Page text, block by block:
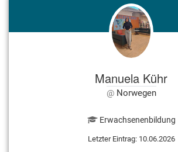
Manuela Kühr
Norwegen
Erwachsenenbildung
Letzter Eintrag: 10.06.2026